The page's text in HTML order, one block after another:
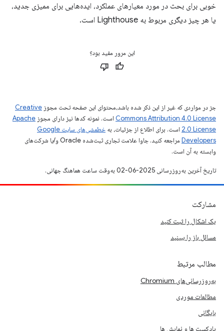
خوبی برای بحث در مورد معیارهای عملکرد، ایده‌هایی برای ممیزی جدید،
یا هر چیز دیگری مربوط به Lighthouse است.
این مرور مفید بود؟
جز در مواردی که غیر از این ذکر شده باشد،‌محتوای این صفحه تحت مجوز Creative
Commons Attribution 4.0 License است. نمونه کدها نیز دارای مجوز Apache
2.0 License است. برای اطلاع از جزئیات، به
خطمشی‌های سایت Google
Developers‏
مراجعه کنید. جاوا علامت تجاری ثبت‌شده Oracle و/یا شرکت‌های
وابسته به آن است.
تاریخ آخرین به‌روزرسانی 2025-06-02 به‌وقت ساعت هماهنگ جهانی.
مشارکت
یک اشکال را ثبت کنید
مسائل باز را ببینید
مطالب مرتبط
به‌روزرسانی‌های Chromium
مطالعات موردی
بایگانی
پادکست ها و نمایش ها